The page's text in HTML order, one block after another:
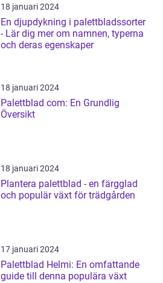
18 januari 2024
En djupdykning i palettbladssorter
- Lär dig mer om namnen, typerna
och deras egenskaper
18 januari 2024
Palettblad com: En Grundlig
Översikt
18 januari 2024
Plantera palettblad - en färgglad
och populär växt för trädgården
17 januari 2024
Palettblad Helmi: En omfattande
guide till denna populära växt